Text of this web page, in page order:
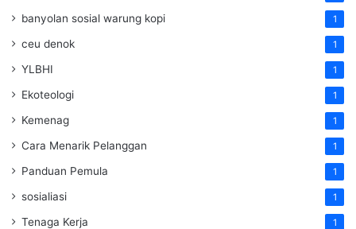
banyolan sosial warung kopi 1
ceu denok 1
YLBHI 1
Ekoteologi 1
Kemenag 1
Cara Menarik Pelanggan 1
Panduan Pemula 1
sosialiasi 1
Tenaga Kerja 1